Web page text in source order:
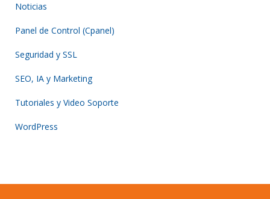
Noticias
Panel de Control (Cpanel)
Seguridad y SSL
SEO, IA y Marketing
Tutoriales y Video Soporte
WordPress